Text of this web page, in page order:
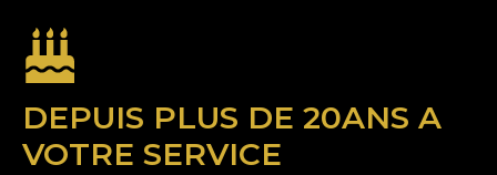
DEPUIS PLUS DE 20ANS A
VOTRE SERVICE